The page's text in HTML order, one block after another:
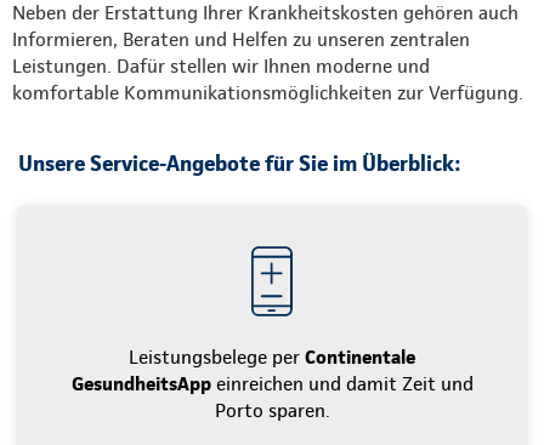
Neben der Erstattung Ihrer Krankheitskosten gehören auch
Informieren, Beraten und Helfen zu unseren zentralen
Leistungen. Dafür stellen wir Ihnen moderne und
komfortable Kommunikationsmöglichkeiten zur Verfügung.
Unsere Service-Angebote für Sie im Überblick:
Leistungsbelege per Continentale
GesundheitsAppeinreichen und damit Zeit und
Porto sparen.